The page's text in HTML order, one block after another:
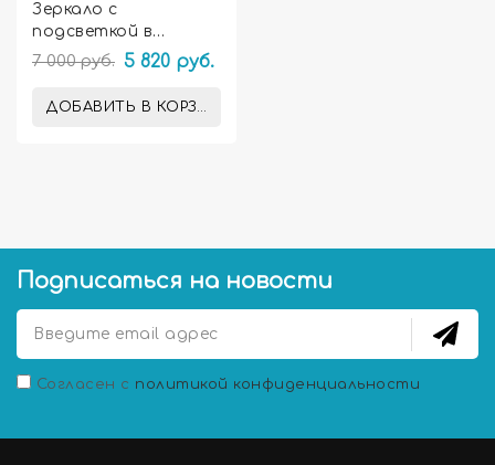
Зеркало с
подсветкой в
ванную комнату
7 000 руб. 5 820 руб.
ДОБАВИТЬ В КОРЗИНУ
Подписаться на новости
Согласен с политикой конфиденциальности